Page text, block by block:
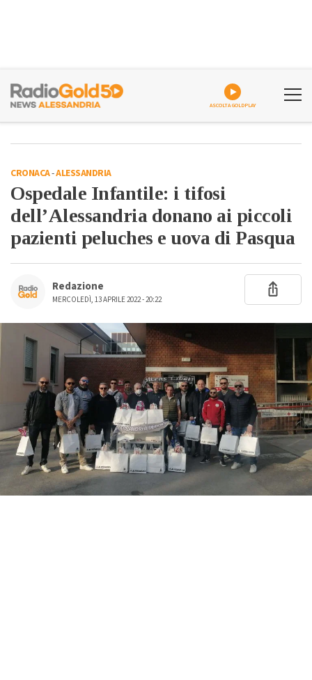
ASCOLTA GOLDPLAY
CRONACA-ALESSANDRIA
Ospedale Infantile: i tifosi
dell’Alessandria donano ai piccoli
pazienti peluches e uova di Pasqua
Redazione
MERCOLEDÌ, 13 APRILE 2022 - 20:22